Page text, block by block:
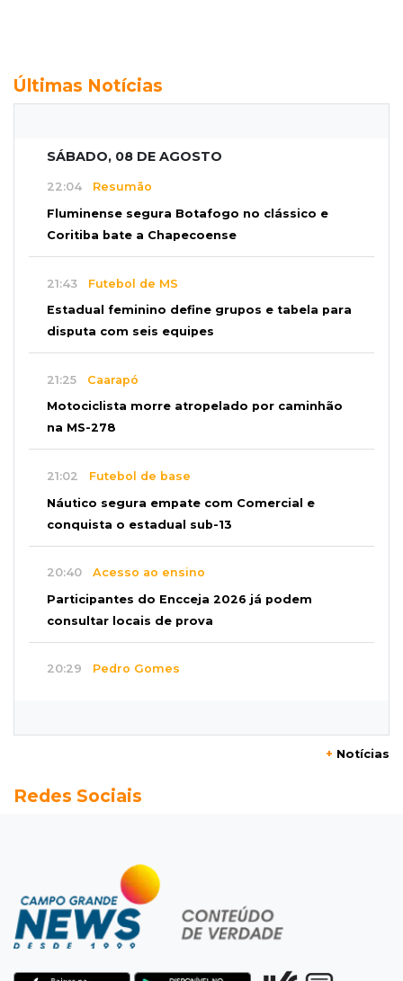
Últimas Notícias
SÁBADO, 08 DE AGOSTO
22:04 Resumão
Fluminense segura Botafogo no clássico e
Coritiba bate a Chapecoense
21:43 Futebol de MS
Estadual feminino define grupos e tabela para
disputa com seis equipes
21:25 Caarapó
Motociclista morre atropelado por caminhão
na MS-278
21:02 Futebol de base
Náutico segura empate com Comercial e
conquista o estadual sub-13
20:40 Acesso ao ensino
Participantes do Encceja 2026 já podem
consultar locais de prova
20:29 Pedro Gomes
Pantanal treina em Goiânia antes de jogo que
Campeonato Brasileiro
Remo busca empate com Atlético-MG e segue
na zona de rebaixamento
+ Notícias
Redes Sociais